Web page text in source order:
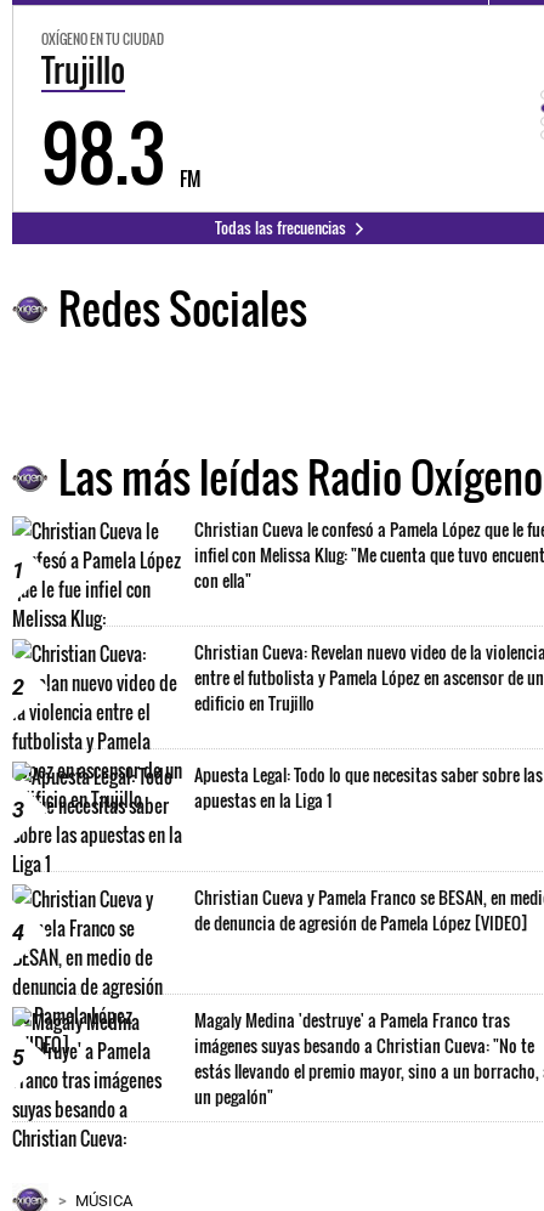
OXÍGENO EN TU CIUDAD
Trujillo
98.3 FM
Todas las frecuencias
Redes Sociales
Las más leídas Radio Oxígeno
1
Christian Cueva le confesó a Pamela López que le
infiel con Melissa Klug: "Me cuenta que tuvo
con ella"
2
Christian Cueva: Revelan nuevo video de la
entre el futbolista y Pamela López en ascensor de un
edificio en Trujillo
3
Apuesta Legal: Todo lo que necesitas saber sobre las
apuestas en la Liga 1
4
Christian Cueva y Pamela Franco se BESAN, en
de denuncia de agresión de Pamela López [VIDEO]
5
Magaly Medina 'destruye' a Pamela Franco tras
imágenes suyas besando a Christian Cueva: "No te
estás llevando el premio mayor, sino a un borracho,
un pegalón"
MÚSICA